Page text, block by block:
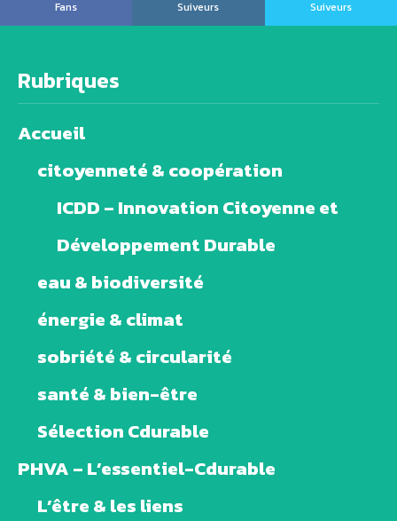
Fans
Suiveurs
Suiveurs
Rubriques
Accueil
citoyenneté & coopération
ICDD – Innovation Citoyenne et
Développement Durable
eau & biodiversité
énergie & climat
sobriété & circularité
santé & bien-être
Sélection Cdurable
PHVA – L’essentiel-Cdurable
L’être & les liens